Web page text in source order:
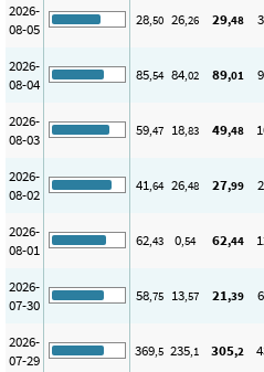
2026-
08-05
28,50 26,26 29,48
2026-
08-04
85,54 84,02 89,01
2026-
08-03
59,47 18,83 49,48
2026-
08-02
41,64 26,48 27,99
2026-
08-01
62,43 0,54 62,44
2026-
07-30
58,75 13,57 21,39
2026-
07-29
369,5 235,1 305,2